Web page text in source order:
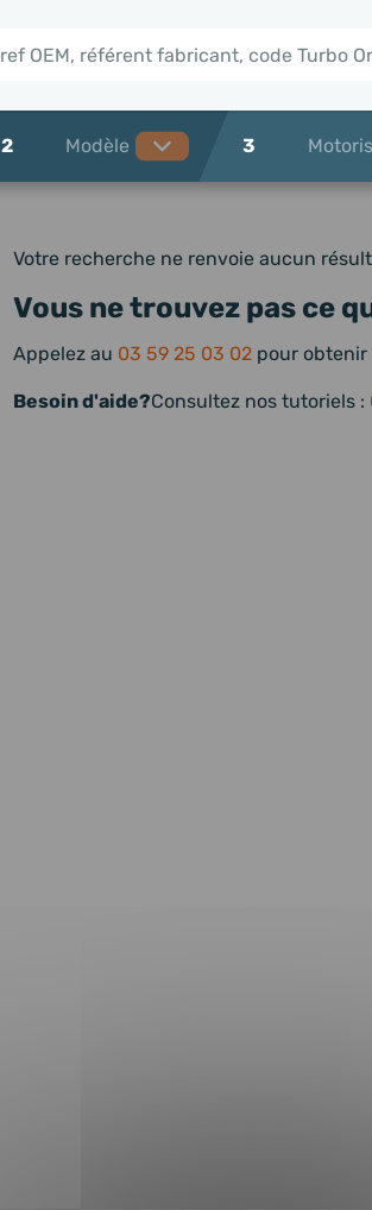
2 3
Votre recherche ne renvoie aucun
Vous ne trouvez pas ce
Appelez au 03 59 25 03 02 pour obtenir
Besoin d'aide?Consultez nos tutoriels :